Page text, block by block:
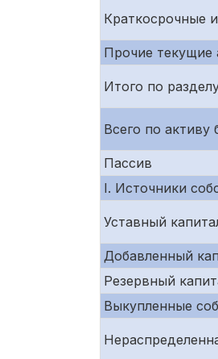
Краткосрочные
Прочие текущие
Итого по
Всего по активу
Пассив
I. Источники
Уставный
Добавленный
Резервный
Выкупленные